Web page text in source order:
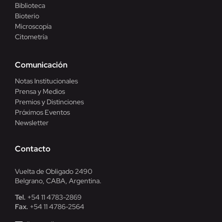
Biblioteca
Bioterio
Microscopía
Citometría
Comunicación
Notas Institucionales
Prensa y Medios
Premios y Distinciones
Próximos Eventos
Newsletter
Contacto
Vuelta de Obligado 2490
Belgrano, CABA, Argentina.
Tel. +54 11 4783-2869
Fax. +54 11 4786-2564